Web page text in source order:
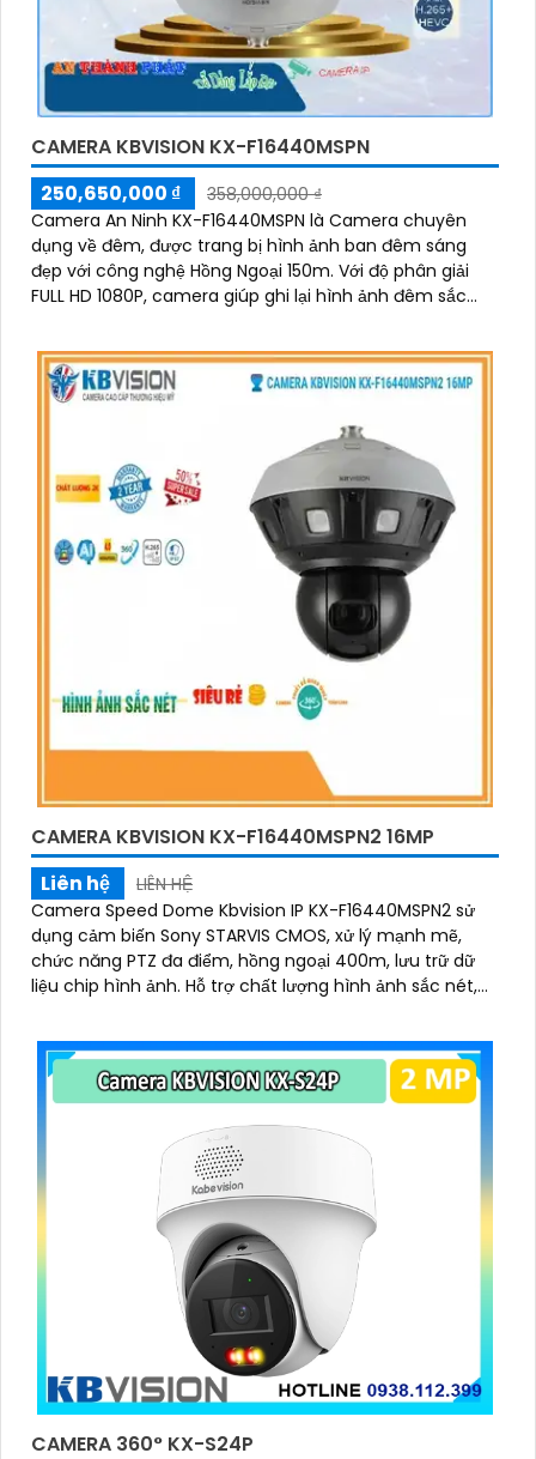
CAMERA KBVISION KX-F16440MSPN
250,650,000 ₫
358,000,000 ₫
Camera An Ninh KX-F16440MSPN là Camera chuyên
dụng về đêm, được trang bị hình ảnh ban đêm sáng
đẹp với công nghệ Hồng Ngoại 150m. Với độ phân giải
FULL HD 1080P, camera giúp ghi lại hình ảnh đêm sắc
CAMERA KBVISION KX-F16440MSPN2 16MP
Liên hệ
LIÊN HỆ
Camera Speed Dome Kbvision IP KX-F16440MSPN2 sử
dụng cảm biến Sony STARVIS CMOS, xử lý mạnh mẽ,
chức năng PTZ đa điểm, hồng ngoại 400m, lưu trữ dữ
liệu chip hình ảnh. Hỗ trợ chất lượng hình ảnh sắc nét,
CAMERA 360° KX-S24P